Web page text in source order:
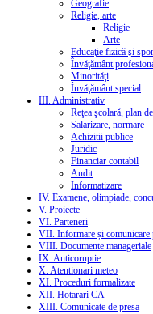
Geografie
Religie, arte
Religie
Arte
Educaţie fizică şi
Învăţământ
Minorităţi
Învăţământ special
III. Administrativ
Reţea şcolară, plan
Salarizare, normare
Achizitii publice
Juridic
Financiar contabil
Audit
Informatizare
IV. Examene, olimpiade,
V. Proiecte
VI. Parteneri
VII. Informare și comunicare
VIII. Documente manageriale
IX. Anticoruptie
X. Atentionari meteo
XI. Proceduri formalizate
XII. Hotarari CA
XIII. Comunicate de presa